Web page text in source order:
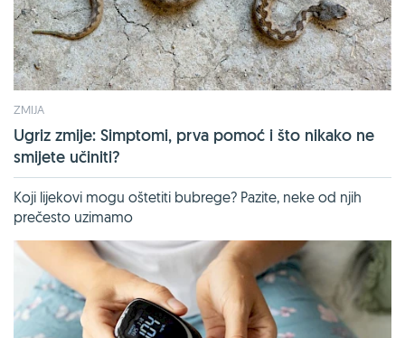
ZMIJA
Ugriz zmije: Simptomi, prva pomoć i što nikako ne
smijete učiniti?
Koji lijekovi mogu oštetiti bubrege? Pazite, neke od njih
prečesto uzimamo